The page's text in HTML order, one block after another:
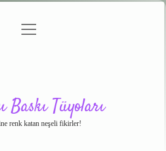
menüyü
Baskı Tüyoları
renk katan neşeli fikirler!